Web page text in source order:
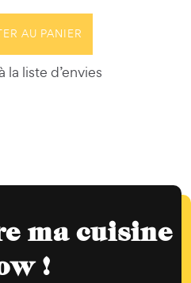
AU PANIER
la liste d’envies
ma cuisine
!